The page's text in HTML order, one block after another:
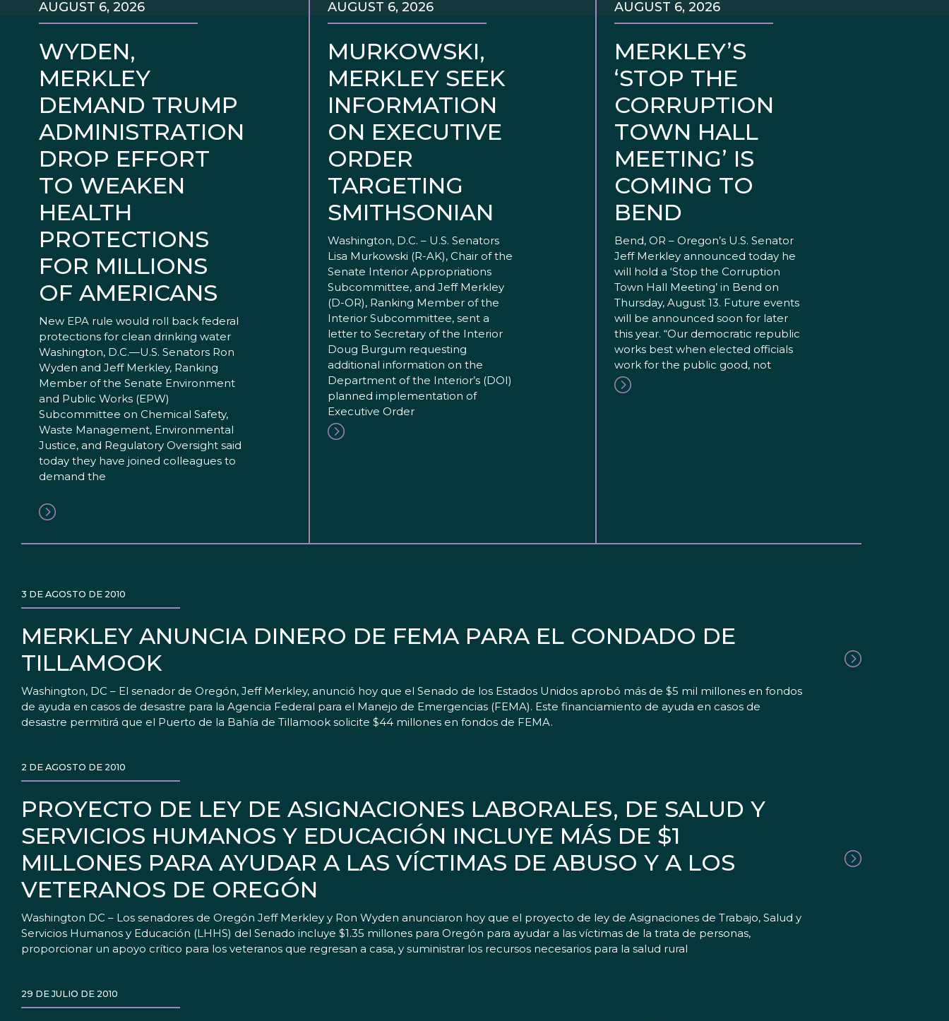
WYDEN,
MERKLEY
DEMAND TRUMP
ADMINISTRATION
DROP EFFORT
TO WEAKEN
HEALTH
PROTECTIONS
FOR MILLIONS
OF AMERICANS
AUGUST 6, 2026
New EPA rule would roll back federal
protections for clean drinking water
Washington, D.C.—U.S. Senators Ron
Wyden and Jeff Merkley, Ranking
Member of the Senate Environment
and Public Works (EPW)
Subcommittee on Chemical Safety,
Waste Management, Environmental
Justice, and Regulatory Oversight said
today they have joined colleagues to
demand the
MURKOWSKI,
MERKLEY SEEK
INFORMATION
ON EXECUTIVE
ORDER
TARGETING
SMITHSONIAN
AUGUST 6, 2026
Washington, D.C. – U.S. Senators
Lisa Murkowski (R-AK), Chair of the
Senate Interior Appropriations
Subcommittee, and Jeff Merkley
(D-OR), Ranking Member of the
Interior Subcommittee, sent a
letter to Secretary of the Interior
Doug Burgum requesting
additional information on the
Department of the Interior’s (DOI)
planned implementation of
Executive Order
MERKLEY’S
‘STOP THE
CORRUPTION
TOWN HALL
MEETING’ IS
COMING TO
BEND
AUGUST 6, 2026
Bend, OR – Oregon’s U.S. Senator
Jeff Merkley announced today he
will hold a ‘Stop the Corruption
Town Hall Meeting’ in Bend on
Thursday, August 13. Future events
will be announced soon for later
this year. “Our democratic republic
works best when elected officials
work for the public good, not
MERKLEY ANUNCIA DINERO DE FEMA PARA EL CONDADO DE
TILLAMOOK
3 DE AGOSTO DE 2010
Washington, DC – El senador de Oregón, Jeff Merkley, anunció hoy que el Senado de los Estados Unidos aprobó más de $5 mil millones en fondos
de ayuda en casos de desastre para la Agencia Federal para el Manejo de Emergencias (FEMA). Este financiamiento de ayuda en casos de
desastre permitirá que el Puerto de la Bahía de Tillamook solicite $44 millones en fondos de FEMA.
PROYECTO DE LEY DE ASIGNACIONES LABORALES, DE SALUD Y
SERVICIOS HUMANOS Y EDUCACIÓN INCLUYE MÁS DE $1
MILLONES PARA AYUDAR A LAS VÍCTIMAS DE ABUSO Y A LOS
VETERANOS DE OREGÓN
2 DE AGOSTO DE 2010
Washington DC – Los senadores de Oregón Jeff Merkley y Ron Wyden anunciaron hoy que el proyecto de ley de Asignaciones de Trabajo, Salud y
Servicios Humanos y Educación (LHHS) del Senado incluye $1.35 millones para Oregón para ayudar a las víctimas de la trata de personas,
proporcionar un apoyo crítico para los veteranos que regresan a casa, y suministrar los recursos necesarios para la salud rural
29 DE JULIO DE 2010